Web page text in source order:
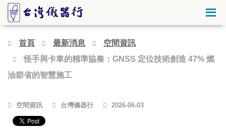
首頁 最新消息
空間資訊
怪手與卡車的精準協奏：GNSS 定位技術創造 47% 燃
油節省的智慧施工
空間資訊 台灣儀器行 2026-06-03